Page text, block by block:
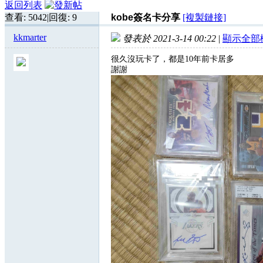
返回列表
查看: 5042|回復: 9 kobe簽名卡分享 [複製鏈接]
kkmarter
發表於 2021-3-14 00:22 | 顯示全部
很久沒玩卡了，都是10年前卡居多
謝謝